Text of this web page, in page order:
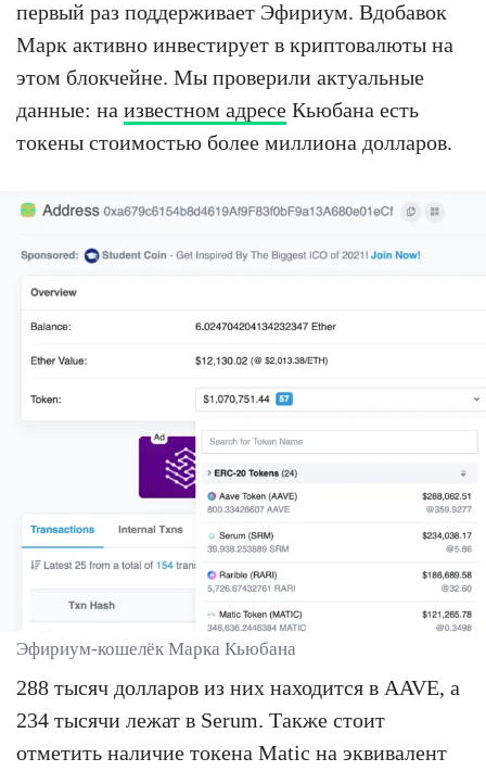
первый раз поддерживает Эфириум. Вдобавок
Марк активно инвестирует в криптовалюты на
этом блокчейне. Мы проверили актуальные
данные: на известном адресе Кьюбана есть
токены стоимостью более миллиона долларов.
Эфириум-кошелёк Марка Кьюбана
288 тысяч долларов из них находится в AAVE, а
234 тысячи лежат в Serum. Также стоит
отметить наличие токена Matic на эквивалент